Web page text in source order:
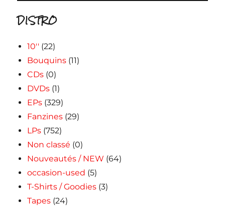
DISTRO
10'' (22)
Bouquins (11)
CDs (0)
DVDs (1)
EPs (329)
Fanzines (29)
LPs (752)
Non classé (0)
Nouveautés / NEW (64)
occasion-used (5)
T-Shirts / Goodies (3)
Tapes (24)